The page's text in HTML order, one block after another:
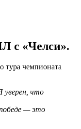
с «Челси».
тура чемпионата
уверен, что
— это